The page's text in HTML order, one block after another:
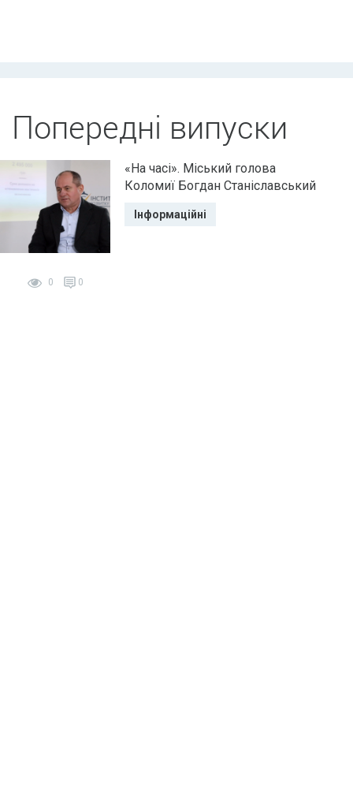
Попередні випуски
0 0
«На часі». Міський голова
Коломиї Богдан Станіславський
Інформаційні